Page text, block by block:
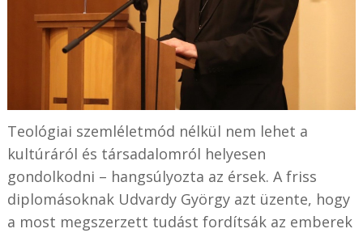
Teológiai szemléletmód nélkül nem lehet a
kultúráról és társadalomról helyesen
gondolkodni – hangsúlyozta az érsek. A friss
diplomásoknak Udvardy György azt üzente, hogy
a most megszerzett tudást fordítsák az emberek